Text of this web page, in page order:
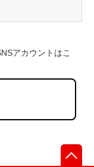
アカウントはこ